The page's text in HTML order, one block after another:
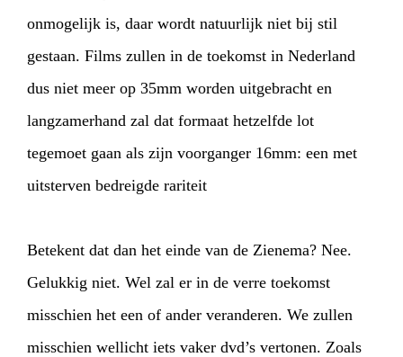
onmogelijk is, daar wordt natuurlijk niet bij stil
gestaan. Films zullen in de toekomst in Nederland
dus niet meer op 35mm worden uitgebracht en
langzamerhand zal dat formaat hetzelfde lot
tegemoet gaan als zijn voorganger 16mm: een met
uitsterven bedreigde rariteit
Betekent dat dan het einde van de Zienema? Nee.
Gelukkig niet. Wel zal er in de verre toekomst
misschien het een of ander veranderen. We zullen
misschien wellicht iets vaker dvd’s vertonen. Zoals